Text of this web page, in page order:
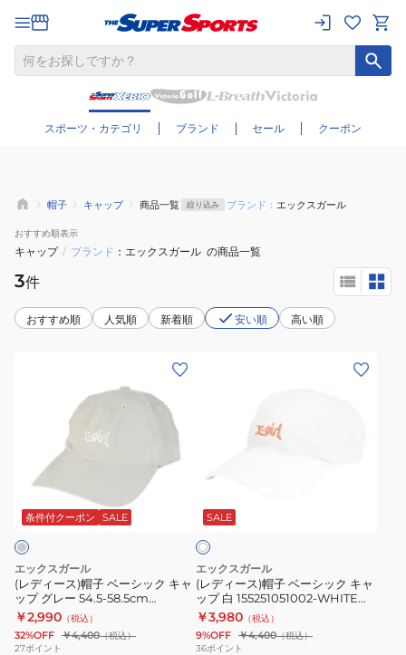
スポーツ・カテゴリ ブランド セール クーポン
さらに絞り込む
帽子 キャップ 商品一覧 絞り込み ブランド： エックスガール
おすすめ順表示
キャップ / ブランド エックスガール の商品一覧
3件
おすすめ順 人気順 新着順 安い順 高い順
ベ
ー
シ
ッ
ク
キ
ャ
条件付クーポン SALE
エックスガール
(レディース)帽子 ベーシック キャ
ップ グレー 54.5-58.5cm
155251051002-GREY スポーツキ
ャップ UPF50+ 日焼け対策 暑さ
対策
￥2,990 （税込）
32%OFF ￥4,400（税込）
27ポイント
ベ
ー
シ
ッ
ク
キ
ャ
SALE
ホ
ワ
イ
エックスガール
(レディース)帽子 ベーシック キャ
ップ 白 155251051002-WHITE
UPF50+ 6パネル ファッション お
しゃれ スト系 カジュアル メッシ
ュ
￥3,980 （税込）
9%OFF ￥4,400（税込）
36ポイント